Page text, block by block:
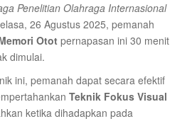
Penelitian Olahraga Internasional
26 Agustus 2025, pemanah
Otot pernapasan ini 30 menit
dimulai.
ini, pemanah dapat secara efektif
Teknik Fokus Visual
ketika dihadapkan pada